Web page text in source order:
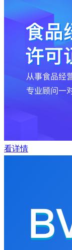
看详情